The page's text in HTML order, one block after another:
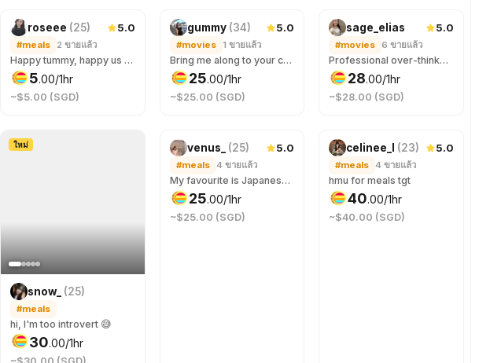
roseee (25) 5.0
#meals 2 ขายแล้ว
Happy tummy, happy us 😋
5.00/1hr
~$5.00 (SGD)
gummy (34) 5.0
#movies 1 ขายแล้ว
Bring me along to your choice of movie 🍿
25.00/1hr
~$25.00 (SGD)
sage_elias 5.0
#movies 6 ขายแล้ว
Professional over-thinker during thrillers, professional dreamer during rom-coms.
28.00/1hr
~$28.00 (SGD)
ใหม่
snow_ (25)
#meals
hi, I'm too introvert 😅
30.00/1hr
~$30.00 (SGD)
venus_ (25) 5.0
#meals 4 ขายแล้ว
My favourite is Japanese cuisine but I’m game to accompany you to your favourite! ;) If you need a +1 for events/gathering can jio me too! 我喜欢吃日餐，但只要有你的陪伴，你想吃的都可以。若你需要伴侣与你一起参加各种聚会也能约上我哟！
25.00/1hr
~$25.00 (SGD)
celinee_l (23) 5.0
#meals 4 ขายแล้ว
hmu for meals tgt
40.00/1hr
~$40.00 (SGD)